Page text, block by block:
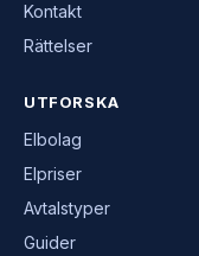
Kontakt
Rättelser
UTFORSKA
Elbolag
Elpriser
Avtalstyper
Guider